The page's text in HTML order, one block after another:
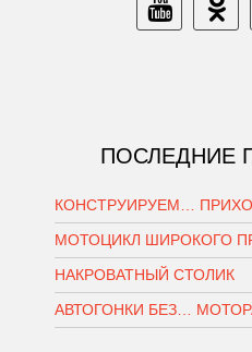
ПОСЛЕДНИЕ
КОНСТРУИРУЕМ…
МОТОЦИКЛ ШИРОКОГО
НАКРОВАТНЫЙ СТОЛИК
АВТОГОНКИ БЕЗ…